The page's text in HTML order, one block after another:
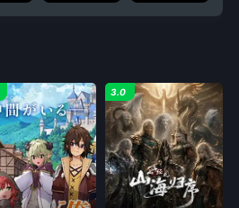
3.0